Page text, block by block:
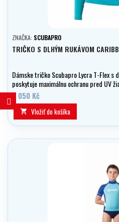
ZNAČKA: SCUBAPRO
TRIČKO S DLHÝM RUKÁVOM
Dámske tričko Scubapro Lycra T-Flex s
poskytuje maximálnu ochranu pred UV
vyrobené z mäkkého nylonu a elastického
potápanie, šnorchlovanie a iné vodné
2 050 Kč
 Vložiť do košíka